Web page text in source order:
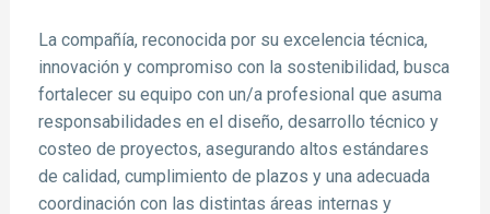
La compañía, reconocida por su excelencia técnica,
innovación y compromiso con la sostenibilidad, busca
fortalecer su equipo con un/a profesional que asuma
responsabilidades en el diseño, desarrollo técnico y
costeo de proyectos, asegurando altos estándares
de calidad, cumplimiento de plazos y una adecuada
coordinación con las distintas áreas internas y